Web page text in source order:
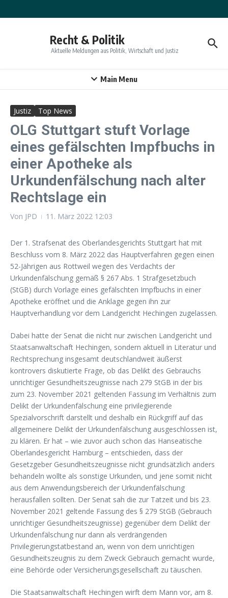
Recht & Politik
Aktuelle Meldungen aus Politik, Wirtschaft und Justiz
Main Menu
Justiz Top News
OLG Stuttgart stuft Vorlage
eines gefälschten Impfbuchs in
einer Apotheke als
Urkundenfälschung nach alter
Rechtslage ein
Von JPD 11. März 2022 12:03
Der 1. Strafsenat des Oberlandesgerichts Stuttgart hat mit
Beschluss vom 8. März 2022 das Hauptverfahren gegen einen
52-Jährigen aus Rottweil wegen des Verdachts der
Urkundenfälschung gemäß § 267 Abs. 1 Strafgesetzbuch
(StGB) durch Vorlage eines gefälschten Impfbuchs in einer
Apotheke eröffnet und die Anklage gegen ihn zur
Hauptverhandlung vor dem Landgericht Hechingen zugelassen.
Dabei hatte der Senat die nicht nur zwischen Landgericht und
Staatsanwaltschaft Hechingen, sondern aktuell in Literatur und
Rechtsprechung insgesamt deutschlandweit äußerst
kontrovers diskutierte Frage, ob das Delikt des Gebrauchs
unrichtiger Gesundheitszeugnisse nach 279 StGB in der bis
zum 23. November 2021 geltenden Fassung im Verhältnis zum
Delikt der Urkundenfälschung eine privilegierende
Spezialvorschrift darstellt und deshalb ein Rückgriff auf das
allgemeinere Delikt der Urkundenfälschung ausgeschlossen ist,
zu klären. Er hat – wie zuvor auch schon das Hanseatische
Oberlandesgericht Hamburg – entschieden, dass der
Gesetzgeber Gesundheitszeugnisse nicht grundsätzlich anders
behandeln wollte als sonstige Urkunden, und jene somit nicht
aus dem Anwendungsbereich der Urkundenfälschung
herausfallen sollten. Der Senat sah die zur Tatzeit und bis 23.
November 2021 geltende Fassung des § 279 StGB (Gebrauch
unrichtiger Gesundheitszeugnisse) gegenüber dem Delikt der
Urkundenfälschung nur dann als verdrängenden
Privilegierungstatbestand an, wenn von dem unrichtigen
Gesundheitszeugnis zu dem Zweck Gebrauch gemacht wurde,
eine Behörde oder Versicherungsgesellschaft zu täuschen.
Die Staatsanwaltschaft Hechingen wirft dem Mann vor, am 8.